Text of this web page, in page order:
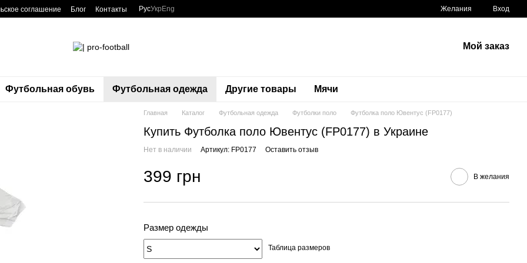
соглашение Блог Контакты РусУкр Eng Желания Вход
Мой заказ
Футбольная обувь Футбольная одежда Другие товары Мячи
Главная Каталог Футбольная одежда Футболки поло Футболка поло Ювентус (FP0177)
Купить Футболка поло Ювентус (FP0177) в Украине
Нет в наличии Артикул: FP0177 Оставить отзыв
399 грн В желания
Размер одежды
Таблица размеров